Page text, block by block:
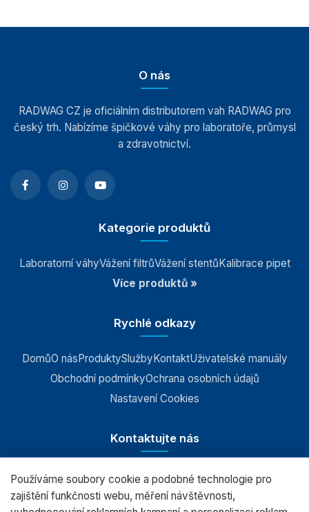
O nás
RADWAG CZ je oficiálním distributorem vah RADWAG pro
český trh. Nabízíme špičkové váhy pro laboratoře, průmysl
a zdravotnictví.
Kategorie produktů
Laboratorní váhyVážení filtrůVážení stentůKalibrace pipet
Více produktů »
Rychlé odkazy
DomůO násProduktySlužbyKontaktUživatelské manuály
Obchodní podmínkyOchrana osobních údajů
Nastavení Cookies
Kontaktujte nás
RADWAG CZ s.r.o., Šumperk
Používáme soubory cookie a podobné technologie pro
zajištění funkčnosti webu, měření návštěvnosti,